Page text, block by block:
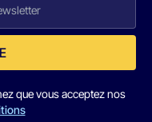
que vous acceptez nos